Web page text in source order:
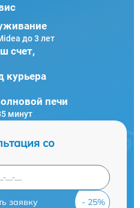
до 3 лет
счет,
курьера
печи
минут
со
заявку